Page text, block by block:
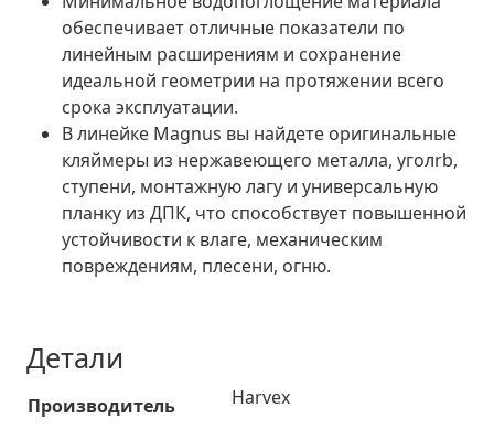
обеспечивает отличные показатели по
линейным расширениям и сохранение
идеальной геометрии на протяжении всего
срока эксплуатации.
В линейке Magnus вы найдете оригинальные
кляймеры из нержавеющего металла, уголrb,
ступени, монтажную лагу и универсальную
планку из ДПК, что способствует повышенной
устойчивости к влаге, механическим
повреждениям, плесени, огню.
Детали
Производитель Harvex